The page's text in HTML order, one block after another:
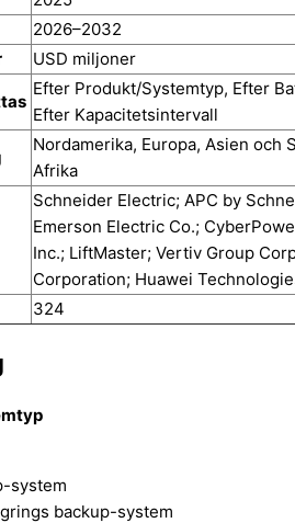
2026–2032
USD miljoner
Efter Produkt/Systemtyp, Efter
Efter Kapacitetsintervall
Nordamerika, Europa, Asien och
Afrika
Schneider Electric; APC by
Emerson Electric Co.;
Inc.; LiftMaster; Vertiv Group
Corporation; Huawei
324
system
backup-system